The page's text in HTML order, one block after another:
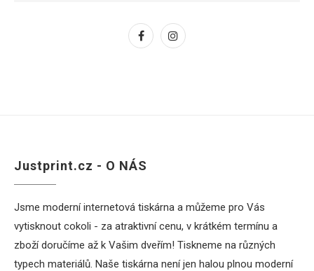
Justprint.cz - O NÁS
Jsme moderní internetová tiskárna a můžeme pro Vás
vytisknout cokoli - za atraktivní cenu, v krátkém termínu a
zboží doručíme až k Vašim dveřím! Tiskneme na různých
typech materiálů. Naše tiskárna není jen halou plnou moderní